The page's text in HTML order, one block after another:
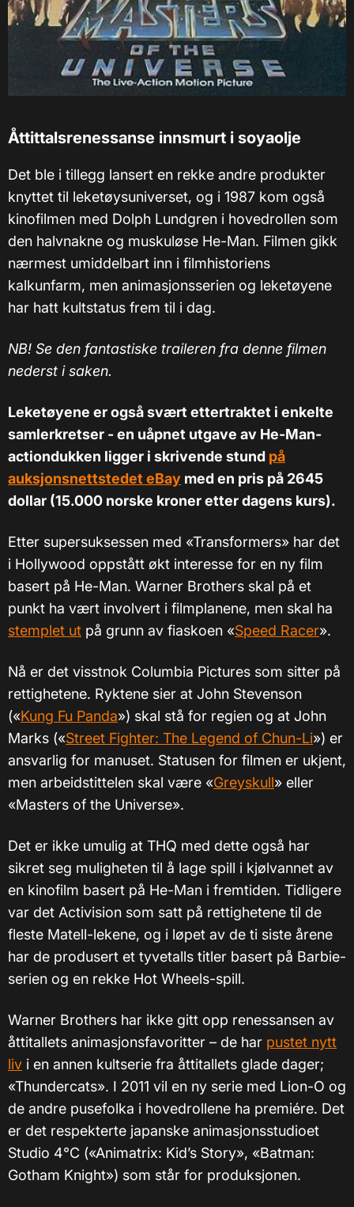
Åttittalsrenessanse innsmurt i soyaolje
Det ble i tillegg lansert en rekke andre produkter
knyttet til leketøysuniverset, og i 1987 kom også
kinofilmen med Dolph Lundgren i hovedrollen som
den halvnakne og muskuløse He-Man. Filmen gikk
nærmest umiddelbart inn i filmhistoriens
kalkunfarm, men animasjonsserien og leketøyene
har hatt kultstatus frem til i dag.
NB! Se den fantastiske traileren fra denne filmen
nederst i saken.
Leketøyene er også svært ettertraktet i enkelte
samlerkretser - en uåpnet utgave av He-Man-
actiondukken ligger i skrivende stund på
auksjonsnettstedet eBay med en pris på 2645
dollar (15.000 norske kroner etter dagens kurs).
Etter supersuksessen med «Transformers» har det
i Hollywood oppstått økt interesse for en ny film
basert på He-Man. Warner Brothers skal på et
punkt ha vært involvert i filmplanene, men skal ha
stemplet ut på grunn av fiaskoen «Speed Racer».
Nå er det visstnok Columbia Pictures som sitter på
rettighetene. Ryktene sier at John Stevenson
(«Kung Fu Panda») skal stå for regien og at John
Marks («Street Fighter: The Legend of Chun-Li») er
ansvarlig for manuset. Statusen for filmen er ukjent,
men arbeidstittelen skal være «Greyskull» eller
«Masters of the Universe».
Det er ikke umulig at THQ med dette også har
sikret seg muligheten til å lage spill i kjølvannet av
en kinofilm basert på He-Man i fremtiden. Tidligere
var det Activision som satt på rettighetene til de
fleste Matell-lekene, og i løpet av de ti siste årene
har de produsert et tyvetalls titler basert på Barbie-
serien og en rekke Hot Wheels-spill.
Warner Brothers har ikke gitt opp renessansen av
åttitallets animasjonsfavoritter – de har pustet nytt
liv i en annen kultserie fra åttitallets glade dager;
«Thundercats». I 2011 vil en ny serie med Lion-O og
de andre pusefolka i hovedrollene ha premiére. Det
er det respekterte japanske animasjonsstudioet
Studio 4°C («Animatrix: Kid’s Story», «Batman:
Gotham Knight») som står for produksjonen.